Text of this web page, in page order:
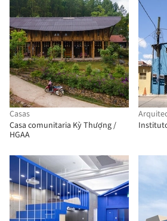
Casas
Casa comunitaria Kỳ Thượng /
HGAA